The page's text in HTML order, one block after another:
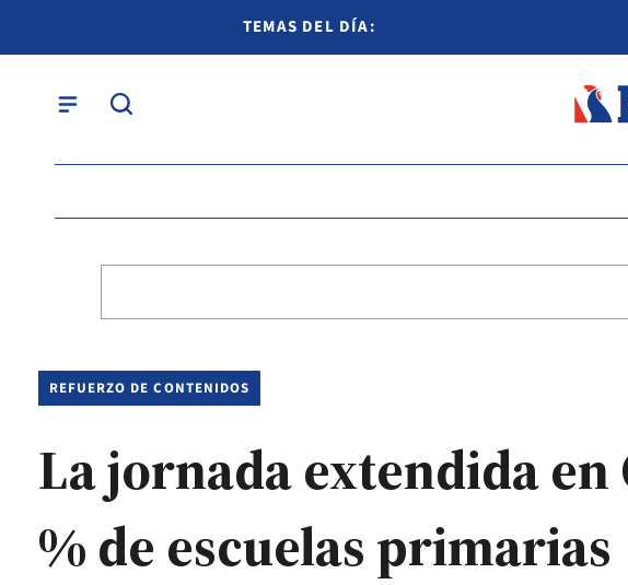
TEMAS DEL DÍA:
REFUERZO DE CONTENIDOS
La jornada extendida
% de escuelas primarias